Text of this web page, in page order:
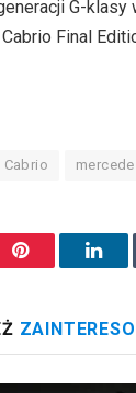
G-klasy
Final
Cabrio
Pinterest